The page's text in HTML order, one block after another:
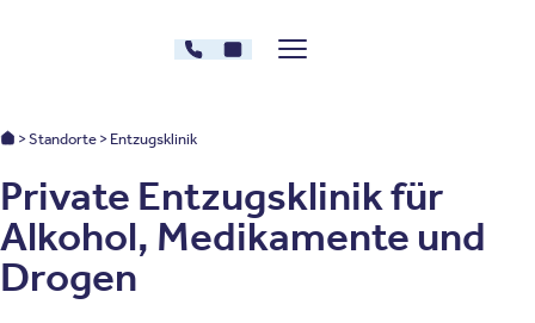
030 - 26478607
Kontakt
Menü zeigen/verstecken
Oberberg Kliniken: Startseite
Standorte Entzugsklinik
Private Entzugsklinik für
Alkohol, Medikamente und
Drogen